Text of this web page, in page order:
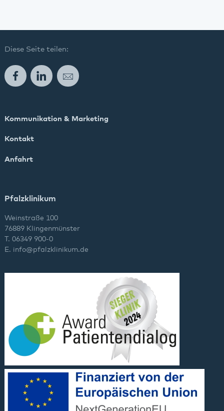
Diese Seite teilen:
FacebookLinkedInE-Mail
Kommunikation & Marketing
Kontakt
Anfahrt
Pfalzklinikum
Weinstraße 100
76889 Klingenmünster
T. 06349 900-0
E. info@pfalzklinikum.de